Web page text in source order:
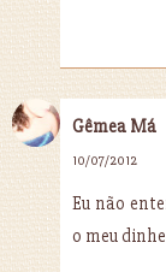
Gêmea Má
10/07/2012
Eu não
o meu